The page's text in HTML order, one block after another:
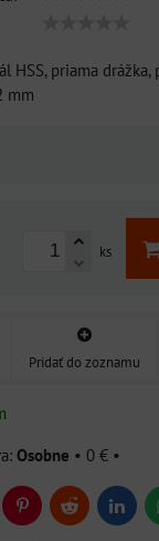
HSS, priama
mm
ks
Pridať do zoznamu
Osobne • 0 € •
PinterestReddit